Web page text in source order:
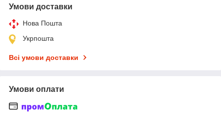
Умови доставки
Нова Пошта
Укрпошта
Всі умови доставки
Умови оплати